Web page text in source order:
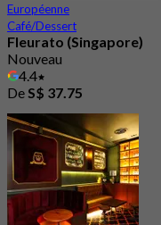
Européenne
Café/Dessert
Fleurato (Singapore)
Nouveau
4.4
DeS$ 37.75